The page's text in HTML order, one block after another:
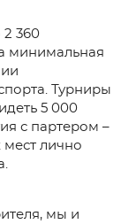
2 360
минимальная
Турниры
5 000
с партером –
мест лично
мы и